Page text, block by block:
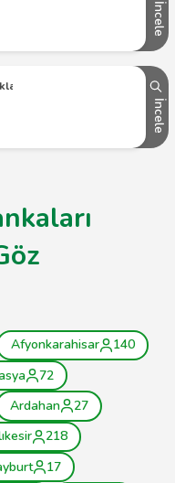
İncele
Müdürlüğü
İncele
Afyonkarahisar
140
72
Ardahan
27
218
17